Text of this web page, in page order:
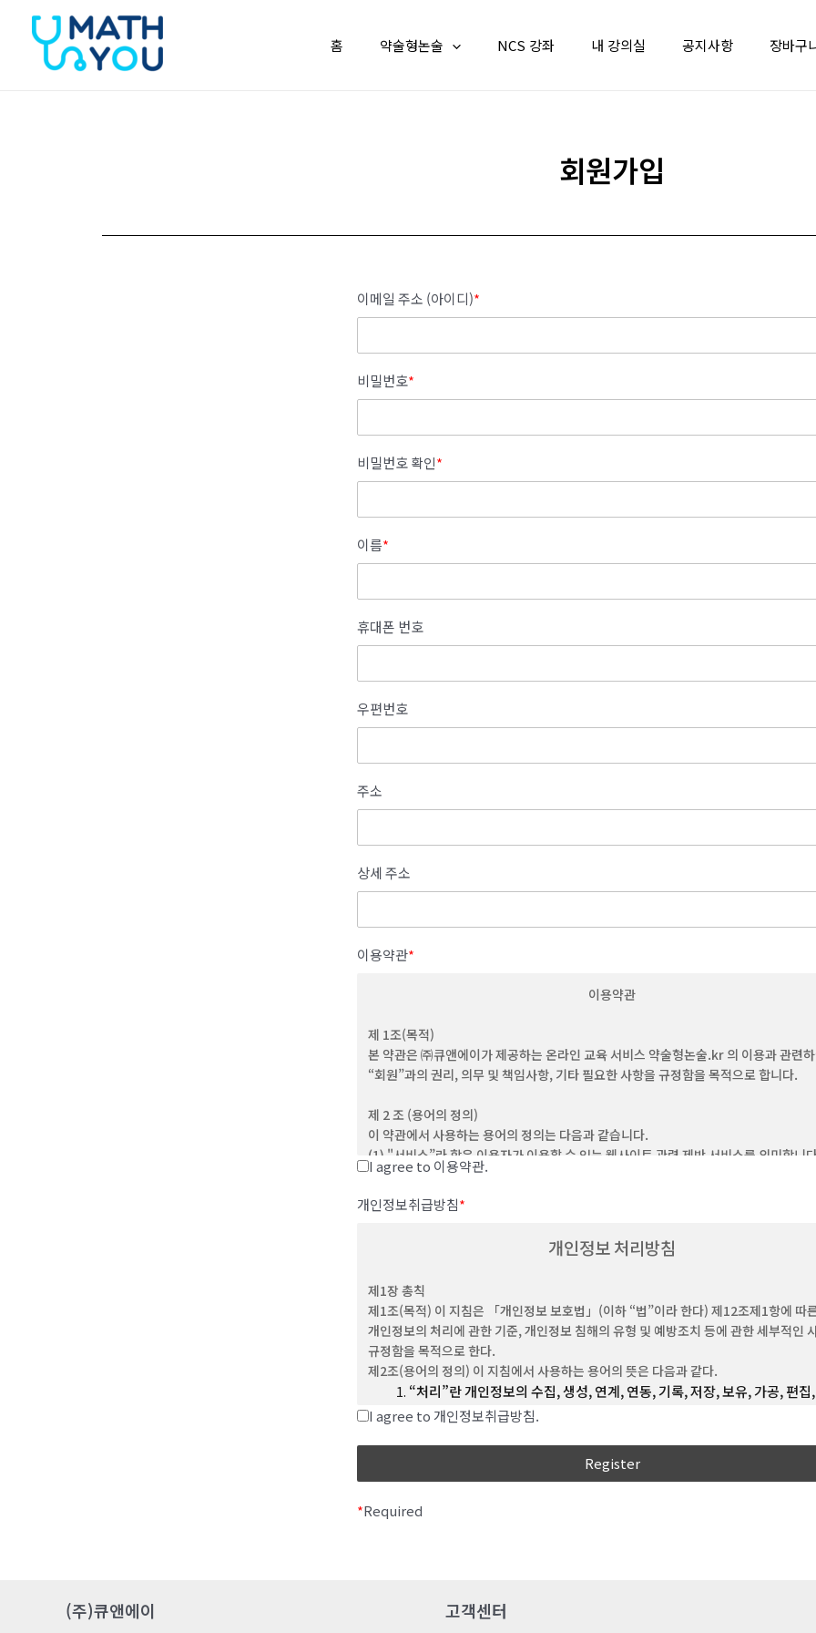
건너뛰기
홈 약술형논술 NCS 강좌 내 강의실 공지사항 장바구
회원가입
이메일 주소 (아이디)*
비밀번호*
비밀번호 확인*
이름*
휴대폰 번호
우편번호
주소
상세 주소
이용약관*
이용약관
제 1조(목적)
본 약관은 ㈜큐앤에이가 제공하는 온라인 교육 서비스 약술형논술.kr 의 이용과 관련
“회원”과의 권리, 의무 및 책임사항, 기타 필요한 사항을 규정함을 목적으로 합니다.
제 2 조 (용어의 정의)
이 약관에서 사용하는 용어의 정의는 다음과 같습니다.
(1) "서비스”라 함은 이용자가 이용할 수 있는 웹사이트 관련 제반 서비스를 의미합니
(2) “이용자”라 함은 회사의 웹사이트에 접속하여 본 약관에 따라 회사가 제공하는 콘텐
제반 서비스를 이용하는 회원 및 비회원을 말합니다.
(3) ‘회원’이라 함은 이 약관에 동의하고 ID를 부여 받은 개인 및 단체를 말합니다.
문자와 숫자의 조합을 의미합니다.
(6) ‘비밀번호’라 함은 회원이 부여 받은 ID와 일치된 회원임을 확인하고, 회원의 권익보
위해 회원이 선정한 문자와 숫자의 조합을 말합니다.
(7) ‘해지’라 함은 회사 또는 회원이 이용계약을 해약하는 것을 말합니다.
제 3 조 (약관의 효력 및 변경)
(1) 이 약관의 내용은 회원에게 공지함으로써 효력을 발생합니다.
변경할 수 있으며, 변경된 약관은 본 조 제1항과 같이 회원에게 공지함으로써 효력을
제 4 조 (약관 외 준칙)
I agree to 이용약관.
개인정보취급방침*
개인정보 처리방침
제1장 총칙
제1조(목적) 이 지침은 「개인정보 보호법」(이하 “법”이라 한다) 제12조제1항에 따
개인정보의 처리에 관한 기준, 개인정보 침해의 유형 및 예방조치 등에 관한 세부적인
규정함을 목적으로 한다.
제2조(용어의 정의) 이 지침에서 사용하는 용어의 뜻은 다음과 같다.
“처리”란 개인정보의 수집, 생성, 연계, 연동, 기록, 저장, 보유, 가공, 편집
출력, 정정(訂正), 복구, 이용, 제공, 공개, 파기(破棄), 그 밖에 이와 유사한
“개인정보처리자”란 업무를 목적으로 법 제2조제4호에 따른 개인정보파
운용하기 위하여 스스로 또는 다른 사람을 통하여 개인정보를 처리하는
“공공기관“이란 법 제2조제6호 및 「개인정보 보호법 시행령」(이하 “영
위한 각종 동창회, 동호회, 향우회, 반상회 및 동아리 등의 모임을 말한다.
I agree to 개인정보취급방침.
*Required
(주)큐앤에이 고객센터